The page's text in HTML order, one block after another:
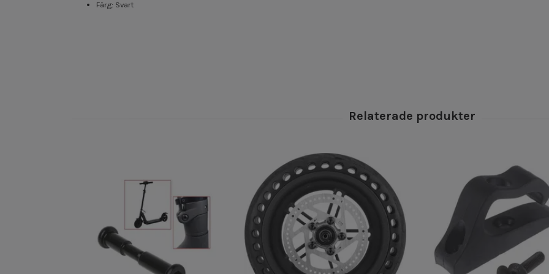
Färg: Svart